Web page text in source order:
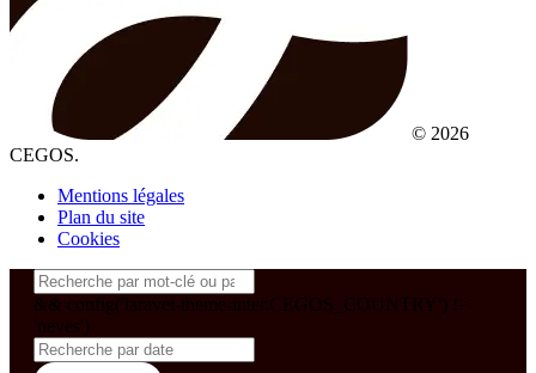
© 2026
CEGOS.
Mentions légales
Plan du site
Cookies
&& config('laravel-theme-inter.CEGOS_COUNTRY') !=
'neves')